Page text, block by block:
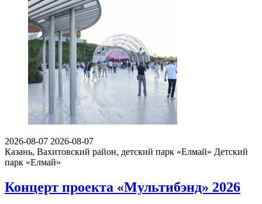
2026-08-07 2026-08-07
Казань, Вахитовский район, детский парк «Елмай» Детский
парк «Елмай»
Концерт проекта «Мультибэнд» 2026